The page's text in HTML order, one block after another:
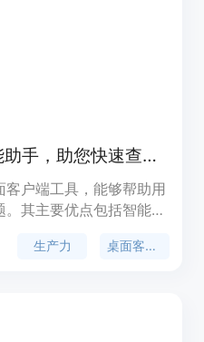
小微助手是一款多功能助手，助您快速查询信息、解决问题。
户端工具，能够帮助用
其主要优点包括智能化
生产力 桌面客户端